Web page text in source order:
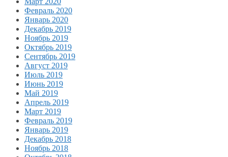
Февраль 2020
Январь 2020
Декабрь 2019
Ноябрь 2019
Октябрь 2019
Сентябрь 2019
Август 2019
Июль 2019
Июнь 2019
Май 2019
Апрель 2019
Март 2019
Февраль 2019
Январь 2019
Декабрь 2018
Ноябрь 2018